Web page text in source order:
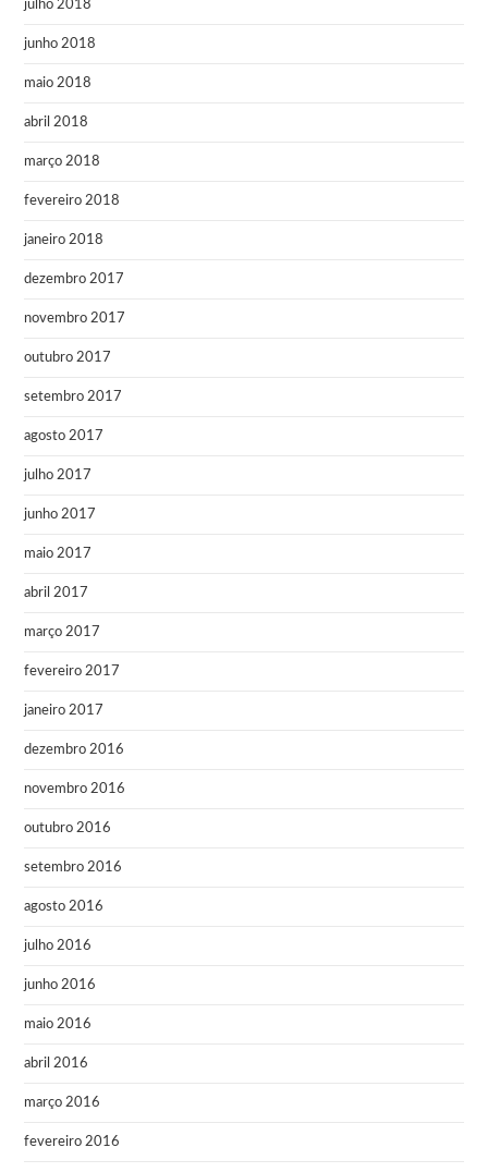
julho 2018
junho 2018
maio 2018
abril 2018
março 2018
fevereiro 2018
janeiro 2018
dezembro 2017
novembro 2017
outubro 2017
setembro 2017
agosto 2017
julho 2017
junho 2017
maio 2017
abril 2017
março 2017
fevereiro 2017
janeiro 2017
dezembro 2016
novembro 2016
outubro 2016
setembro 2016
agosto 2016
julho 2016
junho 2016
maio 2016
abril 2016
março 2016
fevereiro 2016